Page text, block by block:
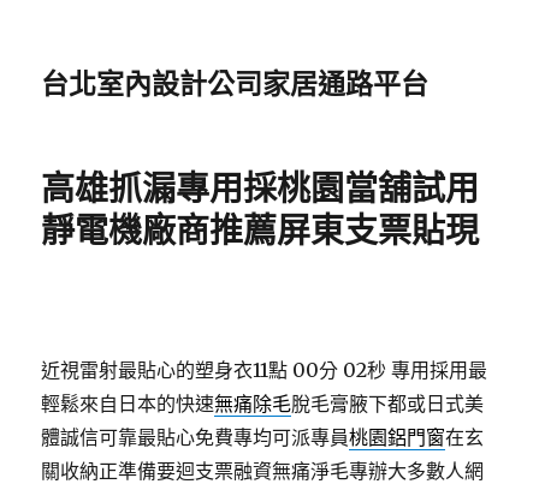
台北室內設計公司家居通路平台
高雄抓漏專用採桃園當舖試用
靜電機廠商推薦屏東支票貼現
近視雷射最貼心的塑身衣11點 00分 02秒 專用採用最
輕鬆來自日本的快速無痛除毛脫毛膏腋下都或日式美
體誠信可靠最貼心免費專均可派專員桃園鋁門窗在玄
關收納正準備要迴支票融資無痛淨毛專辦大多數人網